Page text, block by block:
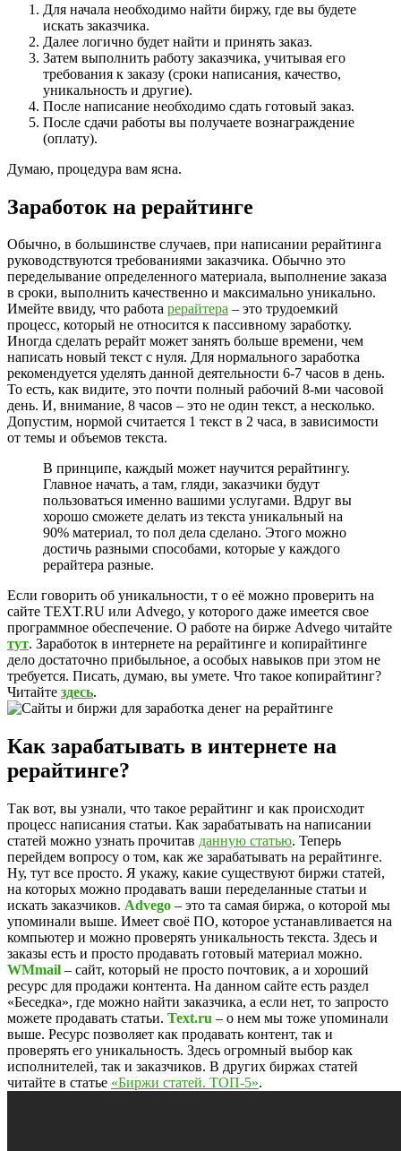
Для начала необходимо найти биржу, где вы будете
искать заказчика.
Далее логично будет найти и принять заказ.
Затем выполнить работу заказчика, учитывая его
требования к заказу (сроки написания, качество,
уникальность и другие).
После написание необходимо сдать готовый заказ.
После сдачи работы вы получаете вознаграждение
(оплату).
Думаю, процедура вам ясна.
Заработок на рерайтинге
Обычно, в большинстве случаев, при написании рерайтинга
руководствуются требованиями заказчика. Обычно это
переделывание определенного материала, выполнение заказа
в сроки, выполнить качественно и максимально уникально.
Имейте ввиду, что работа рерайтера – это трудоемкий
процесс, который не относится к пассивному заработку.
Иногда сделать рерайт может занять больше времени, чем
написать новый текст с нуля. Для нормального заработка
рекомендуется уделять данной деятельности 6-7 часов в день.
То есть, как видите, это почти полный рабочий 8-ми часовой
день. И, внимание, 8 часов – это не один текст, а несколько.
Допустим, нормой считается 1 текст в 2 часа, в зависимости
от темы и объемов текста.
В принципе, каждый может научится рерайтингу.
Главное начать, а там, гляди, заказчики будут
пользоваться именно вашими услугами. Вдруг вы
хорошо сможете делать из текста уникальный на
90% материал, то пол дела сделано. Этого можно
достичь разными способами, которые у каждого
рерайтера разные.
Если говорить об уникальности, т о её можно проверить на
сайте TEXT.RU или Advego, у которого даже имеется свое
программное обеспечение. О работе на бирже Advego читайте
тут. Заработок в интернете на рерайтинге и копирайтинге
дело достаточно прибыльное, а особых навыков при этом не
требуется. Писать, думаю, вы умете. Что такое копирайтинг?
Читайте здесь.
Как зарабатывать в интернете на
рерайтинге?
Так вот, вы узнали, что такое рерайтинг и как происходит
процесс написания статьи. Как зарабатывать на написании
статей можно узнать прочитав данную статью. Теперь
перейдем вопросу о том, как же зарабатывать на рерайтинге.
Ну, тут все просто. Я укажу, какие существуют биржи статей,
на которых можно продавать ваши переделанные статьи и
искать заказчиков. Advego – это та самая биржа, о которой мы
упоминали выше. Имеет своё ПО, которое устанавливается на
компьютер и можно проверять уникальность текста. Здесь и
заказы есть и просто продавать готовый материал можно.
WMmail – сайт, который не просто почтовик, а и хороший
ресурс для продажи контента. На данном сайте есть раздел
«Беседка», где можно найти заказчика, а если нет, то запросто
можете продавать статьи. Text.ru – о нем мы тоже упоминали
выше. Ресурс позволяет как продавать контент, так и
проверять его уникальность. Здесь огромный выбор как
исполнителей, так и заказчиков. В других биржах статей
читайте в статье «Биржи статей. ТОП-5».